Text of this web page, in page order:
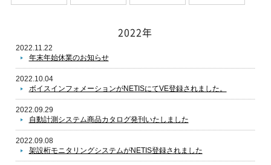
2022年
2022.11.22
年末年始休業のお知らせ
2022.10.04
ボイスインフォメーションがNETISにてVE登録されました。
2022.09.29
自動計測システム商品カタログ発刊いたしました
2022.09.08
架設桁モニタリングシステムがNETIS登録されました